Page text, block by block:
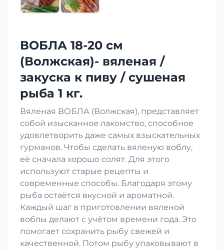
ВОБЛА 18-20 см
(Волжская)- вяленая /
закуска к пиву / сушеная
рыба 1 кг.
Вяленая ВОБЛА (Волжская), представляет
собой изысканное лакомство, способное
удовлетворить даже самых взыскательных
гурманов. Чтобы сделать вяленую воблу,
её сначала хорошо солят. Для этого
используют старые рецепты и
современные способы. Благодаря этому
рыба остаётся вкусной и ароматной.
Каждый шаг в приготовлении вяленой
воблы делают с учётом времени года. Это
помогает сохранить рыбу свежей и
качественной. Потом рыбу упаковывают в